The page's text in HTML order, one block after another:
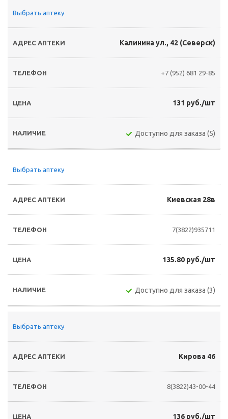
Выбрать аптеку
Калинина ул., 42 (Северск)
+7 (952) 681 29-85
131 руб./шт
Доступно для заказа (5)
Выбрать аптеку
Киевская 28в
7(3822)935711
135.80 руб./шт
Доступно для заказа (3)
Выбрать аптеку
Кирова 46
8(3822)43-00-44
136 руб./шт